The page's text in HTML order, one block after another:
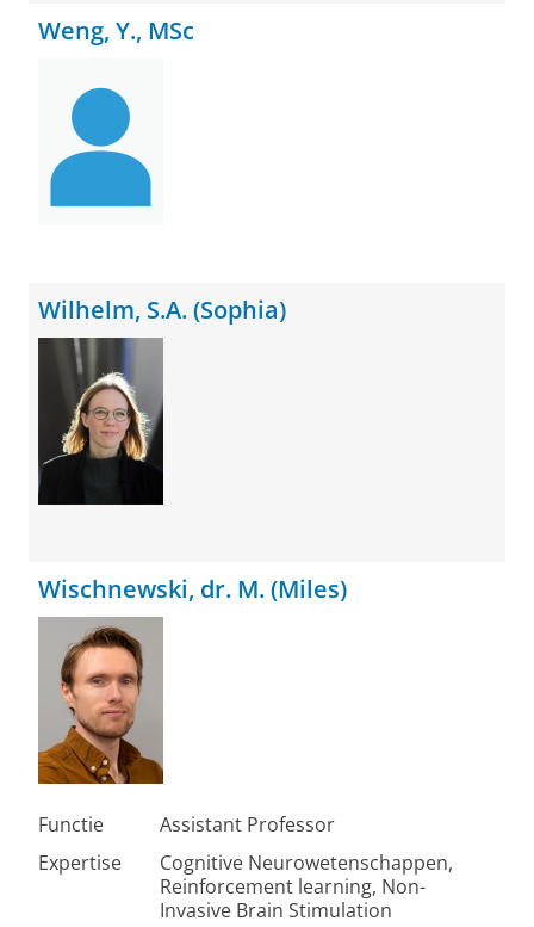
Weng, Y., MSc
Wilhelm, S.A. (Sophia)
Wischnewski, dr. M. (Miles)
Functie
Assistant Professor
Expertise
Cognitive Neurowetenschappen,
Reinforcement learning, Non-
Invasive Brain Stimulation